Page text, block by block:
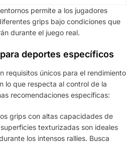
permite a los jugadores
grips bajo condiciones que
durante el juego real.
deportes específicos
requisitos únicos para el rendimiento
lo que respecta al control de la
recomendaciones específicas:
grips con altas capacidades de
texturizadas son ideales
los intensos rallies. Busca